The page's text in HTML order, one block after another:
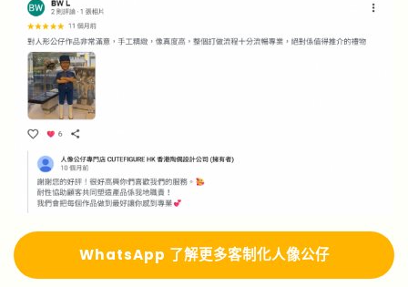
WhatsApp 了解更多客制化人像公仔